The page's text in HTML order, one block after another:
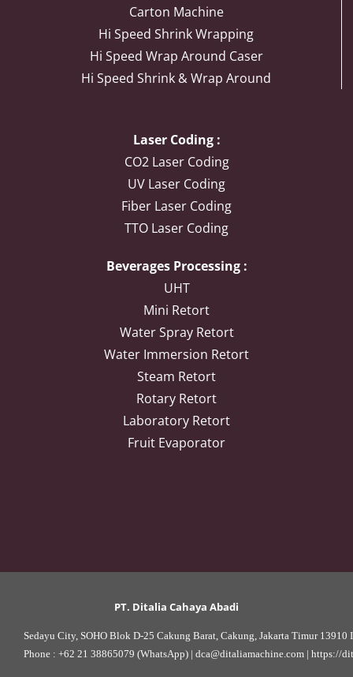
Carton Machine
Hi Speed Shrink Wrapping
Hi Speed Wrap Around Caser
Hi Speed Shrink & Wrap Around
Laser Coding :
CO2 Laser Coding
UV Laser Coding
Fiber Laser Coding
TTO Laser Coding
Beverages Processing :
UHT
Mini Retort
Water Spray Retort
Water Immersion Retort
Steam Retort
Rotary Retort
Laboratory Retort
Fruit Evaporator
PT. Ditalia Cahaya Abadi
Sedayu City, SOHO Blok D-25 Cakung Barat, Cakung, Jakarta Timur 13910
Phone : +62 21 38865079 (WhatsApp) | dca@ditaliamachine.com | https://